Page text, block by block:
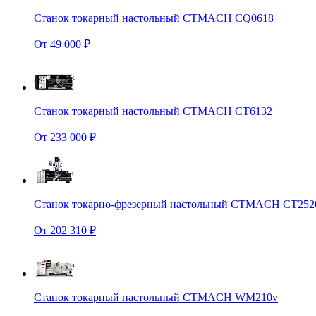
Станок токарный настольный CTMACH CQ0618
От 49 000 ₽
Станок токарный настольный CTMACH CT6132
От 233 000 ₽
Станок токарно-фрезерный настольный CTMACH
От 202 310 ₽
Станок токарный настольный CTMACH WM210v